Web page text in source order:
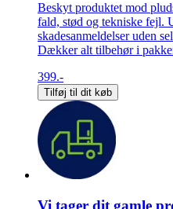
Beskyt produktet mod
fald, stød og tekniske fejl.
skadesanmeldelser uden
Dækker alt tilbehør i
399.-
Tilføj til dit køb
Vi tager dit gamle